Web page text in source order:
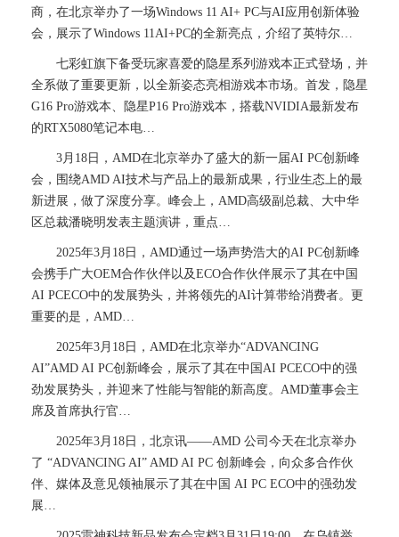
商，在北京举办了一场Windows 11 AI+ PC与AI应用创新体验
会，展示了Windows 11AI+PC的全新亮点，介绍了英特尔…
七彩虹旗下备受玩家喜爱的隐星系列游戏本正式登场，并
全系做了重要更新，以全新姿态亮相游戏本市场。首发，隐星
G16 Pro游戏本、隐星P16 Pro游戏本，搭载NVIDIA最新发布
的RTX5080笔记本电…
3月18日，AMD在北京举办了盛大的新一届AI PC创新峰
会，围绕AMD AI技术与产品上的最新成果，行业生态上的最
新进展，做了深度分享。峰会上，AMD高级副总裁、大中华
区总裁潘晓明发表主题演讲，重点…
2025年3月18日，AMD通过一场声势浩大的AI PC创新峰
会携手广大OEM合作伙伴以及ECO合作伙伴展示了其在中国
AI PCECO中的发展势头，并将领先的AI计算带给消费者。更
重要的是，AMD…
2025年3月18日，AMD在北京举办“ADVANCING
AI”AMD AI PC创新峰会，展示了其在中国AI PCECO中的强
劲发展势头，并迎来了性能与智能的新高度。AMD董事会主
席及首席执行官…
2025年3月18日，北京讯——AMD 公司今天在北京举办
了 “ADVANCING AI” AMD AI PC 创新峰会，向众多合作伙
伴、媒体及意见领袖展示了其在中国 AI PC ECO中的强劲发
展…